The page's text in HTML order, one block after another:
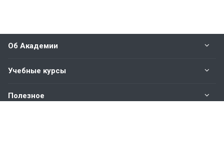
Об Академии
Учебные курсы
Полезное